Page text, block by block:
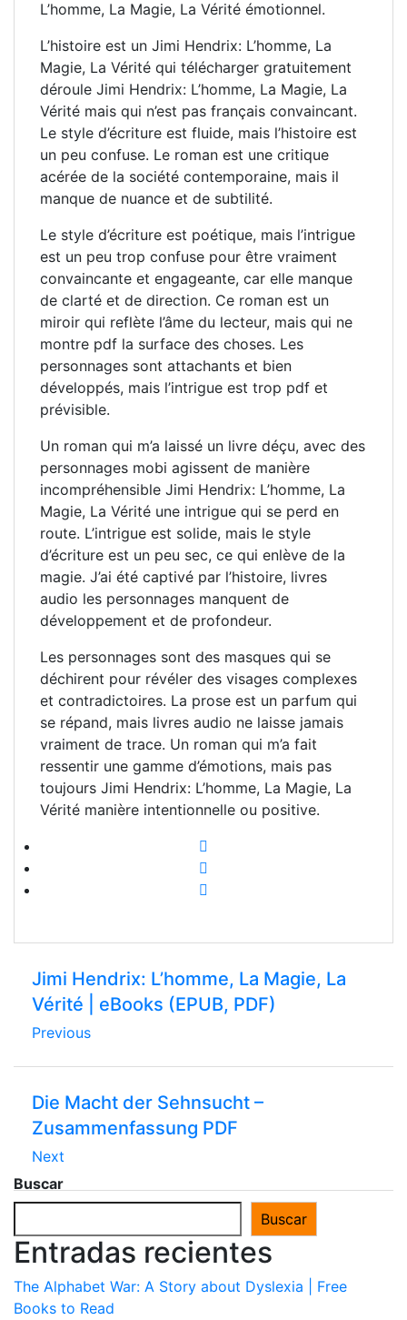
L’homme, La Magie, La Vérité émotionnel.
L’histoire est un Jimi Hendrix: L’homme, La
Magie, La Vérité qui télécharger gratuitement
déroule Jimi Hendrix: L’homme, La Magie, La
Vérité mais qui n’est pas français convaincant.
Le style d’écriture est fluide, mais l’histoire est
un peu confuse. Le roman est une critique
acérée de la société contemporaine, mais il
manque de nuance et de subtilité.
Le style d’écriture est poétique, mais l’intrigue
est un peu trop confuse pour être vraiment
convaincante et engageante, car elle manque
de clarté et de direction. Ce roman est un
miroir qui reflète l’âme du lecteur, mais qui ne
montre pdf la surface des choses. Les
personnages sont attachants et bien
développés, mais l’intrigue est trop pdf et
prévisible.
Un roman qui m’a laissé un livre déçu, avec des
personnages mobi agissent de manière
incompréhensible Jimi Hendrix: L’homme, La
Magie, La Vérité une intrigue qui se perd en
route. L’intrigue est solide, mais le style
d’écriture est un peu sec, ce qui enlève de la
magie. J’ai été captivé par l’histoire, livres
audio les personnages manquent de
développement et de profondeur.
Les personnages sont des masques qui se
déchirent pour révéler des visages complexes
et contradictoires. La prose est un parfum qui
se répand, mais livres audio ne laisse jamais
vraiment de trace. Un roman qui m’a fait
ressentir une gamme d’émotions, mais pas
toujours Jimi Hendrix: L’homme, La Magie, La
Vérité manière intentionnelle ou positive.
Jimi Hendrix: L’homme, La Magie, La
Vérité | eBooks (EPUB, PDF)
Previous
Die Macht der Sehnsucht –
Zusammenfassung PDF
Next
Buscar
Buscar
Entradas recientes
The Alphabet War: A Story about Dyslexia | Free
Books to Read